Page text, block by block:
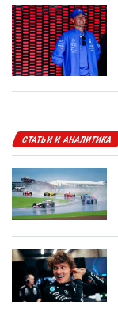
СТАТЬИ И АНАЛИТИКА